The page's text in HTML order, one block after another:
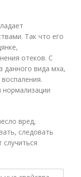
Так что его
отеков. С
данного вида мха,
нормализации
вред,
следовать